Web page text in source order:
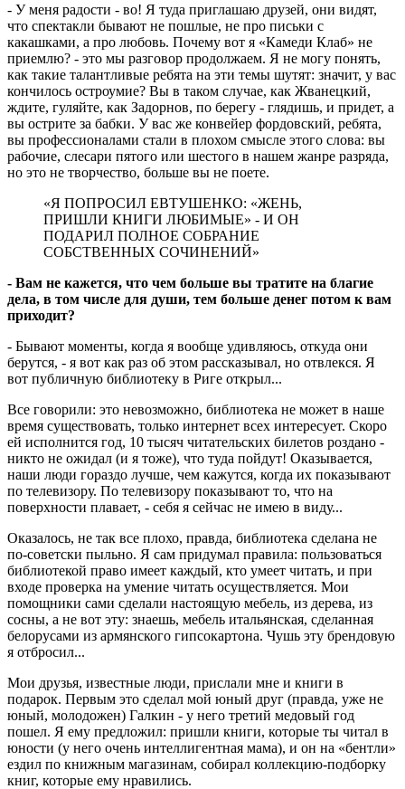
- У меня радости - во! Я туда приглашаю друзей, они видят,
что спектакли бывают не пошлые, не про письки с
какашками, а про любовь. Почему вот я «Камеди Клаб» не
приемлю? - это мы разговор продолжаем. Я не могу понять,
как такие талантливые ребята на эти темы шутят: значит, у вас
кончилось остроумие? Вы в таком случае, как Жванецкий,
ждите, гуляйте, как Задорнов, по берегу - глядишь, и придет, а
вы острите за бабки. У вас же конвейер фордовский, ребята,
вы профессионалами стали в плохом смысле этого слова: вы
рабочие, слесари пятого или шестого в нашем жанре разряда,
но это не творчество, больше вы не поете.
«Я ПОПРОСИЛ ЕВТУШЕНКО: «ЖЕНЬ,
ПРИШЛИ КНИГИ ЛЮБИМЫЕ» - И ОН
ПОДАРИЛ ПОЛНОЕ СОБРАНИЕ
СОБСТВЕННЫХ СОЧИНЕНИЙ»
- Вам не кажется, что чем больше вы тратите на благие
дела, в том числе для души, тем больше денег потом к вам
приходит?
- Бывают моменты, когда я вообще удивляюсь, откуда они
берутся, - я вот как раз об этом рассказывал, но отвлекся. Я
вот публичную библиотеку в Риге открыл...
Все говорили: это невозможно, библиотека не может в наше
время существовать, только интернет всех интересует. Скоро
ей исполнится год, 10 тысяч читательских билетов роздано -
никто не ожидал (и я тоже), что туда пойдут! Оказывается,
наши люди гораздо лучше, чем кажутся, когда их показывают
по телевизору. По телевизору показывают то, что на
поверхности плавает, - себя я сейчас не имею в виду...
Оказалось, не так все плохо, правда, библиотека сделана не
по-советски пыльно. Я сам придумал правила: пользоваться
библиотекой право имеет каждый, кто умеет читать, и при
входе проверка на умение читать осуществляется. Мои
помощники сами сделали настоящую мебель, из дерева, из
сосны, а не вот эту: знаешь, мебель итальянская, сделанная
белорусами из армянского гипсокартона. Чушь эту брендовую
я отбросил...
Мои друзья, известные люди, прислали мне и книги в
подарок. Первым это сделал мой юный друг (правда, уже не
юный, молодожен) Галкин - у него третий медовый год
пошел. Я ему предложил: пришли книги, которые ты читал в
юности (у него очень интеллигентная мама), и он на «бентли»
ездил по книжным магазинам, собирал коллекцию-подборку
книг, которые ему нравились.